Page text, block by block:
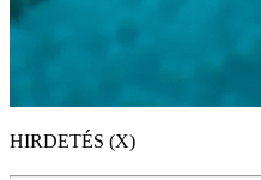
HIRDETÉS (X)